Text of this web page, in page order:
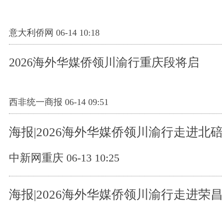
意大利侨网 06-14 10:18
2026海外华媒侨领川渝行重庆段将启
西非统一商报 06-14 09:51
海报|2026海外华媒侨领川渝行走进北
中新网重庆 06-13 10:25
海报|2026海外华媒侨领川渝行走进荣